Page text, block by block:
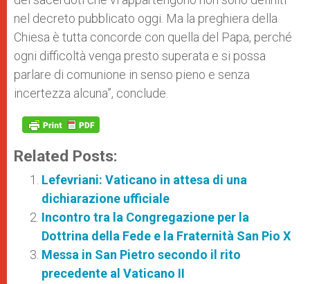
nel decreto pubblicato oggi. Ma la preghiera della
Chiesa è tutta concorde con quella del Papa, perché
ogni difficoltà venga presto superata e si possa
parlare di comunione in senso pieno e senza
incertezza alcuna”, conclude.
Related Posts:
Lefevriani: Vaticano in attesa di una
dichiarazione ufficiale
Incontro tra la Congregazione per la
Dottrina della Fede e la Fraternità San Pio X
Messa in San Pietro secondo il rito
precedente al Vaticano II